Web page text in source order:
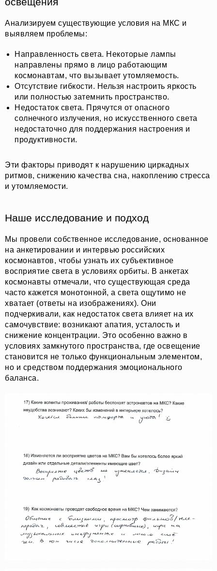
Анализируем существующие условия на МКС и
выявляем проблемы:
Направленность света. Некоторые лампы
направлены прямо в лицо работающим
космонавтам, что вызывает утомляемость.
Отсутствие гибкости. Нельзя настроить яркость
или полностью затемнить пространство.
Недостаток света. Прячутся от опасного
солнечного излучения, но искусственного света
недостаточно для поддержания настроения и
продуктивности.
Эти факторы приводят к нарушению циркадных
ритмов, снижению качества сна, накоплению стресса
и утомляемости.
Наше исследование и подход
Мы провели собственное исследование, основанное
на анкетировании и интервью российских
космонавтов, чтобы узнать их субъективное
восприятие света в условиях орбиты. В анкетах
космонавты отмечали, что существующая среда
часто кажется монотонной, а света ощутимо не
хватает (ответы на изображениях). Они
подчеркивали, как недостаток света влияет на их
самочувствие: возникают апатия, усталость и
снижение концентрации. Это особенно важно в
условиях замкнутого пространства, где освещение
становится не только функциональным элементом,
но и средством поддержания эмоционального
баланса.